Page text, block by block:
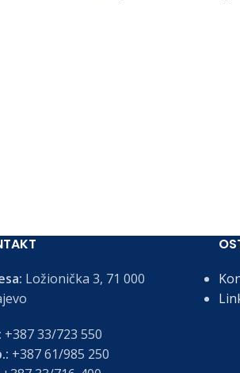
Ložionička 3, 71 000
+387 33/723 550
+387 61/985 250